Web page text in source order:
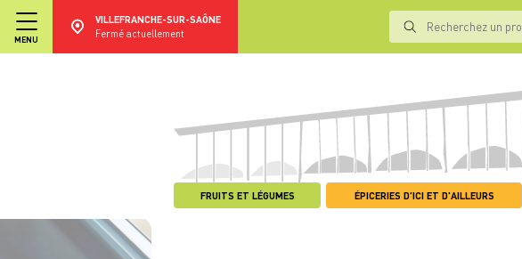
MENU
VILLEFRANCHE-SUR-SAÔNE
Fermé actuellement
FRUITS ET LÉGUMES ÉPICERIES D'ICI ET D'AILLEURS